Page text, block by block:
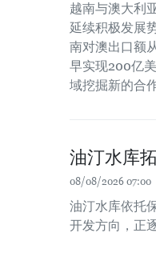
越南与澳大利
延续积极发展
南对澳出口额
早实现200亿
域挖掘新的合
油汀水库
08/08/2026 07:00
油汀水库依托
开发方向，正